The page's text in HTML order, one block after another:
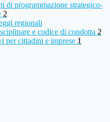
di programmazione strategico-
2
regionali
e codice di condotta 2
per cittadini e imprese 1